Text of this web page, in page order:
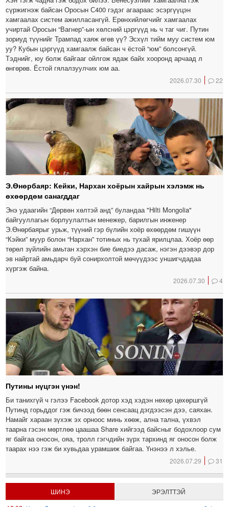
сүржигнэж байсан Оросын С400 гэдэг агаараас эсэргүүцэн
хамгаалах систем ажилласангүй. Ерөнхийлөгчийг хамгаалах
учиртай Оросын “Вагнер”-ын хөлсний цэргүүд нь ч таг чиг. Путин
зориуд түүнийг Трампад хаяж өгөв үү? Эсхүл тийм муу систем юм
уу? Кубын цэргүүд хамгаалж байсан ч ёстой “юм” болсонгүй.
Тэднийг, юу болж байгааг ойлгож ядаж байх хооронд арчаад л
өнгөрөв. Ёстой гялалзуулчих юм аа.
2026.07.30 22
Э.Өнөрбаяр: Кейки, Нархан хоёрын хайрын хэлэмж нь
өхөөрдөм санагддаг
Энэ удаагийн “Дөрвөн хөлтэй анд” буландаа "Hilti Mongolia"
байгууллагын борлуулалтын менежер, барилгын инженер
Э.Өнөрбаярыг урьж, түүний гэр бүлийн хоёр өхөөрдөм гишүүн
“Кэйки” муур болон “Нархан” тотиных нь тухай ярилцлаа. Хоёр өөр
төрөл зүйлийн амьтан хэрхэн бие биедээ дасаж, нэгэн дээвэр дор
эв найртай амьдарч буй сонирхолтой мөчүүдээс уншигчдадаа
хүргэж байна.
2026.07.30 4
Путины нүцгэн үнэн!
Би танихгүй ч гэлээ Facebook дотор хэд хэдэн нөхөр цөхөршгүй
Путинд горьддог гэж бичээд бөөн сенсаац дэгдээсэн дээ, саяхан.
Намайг хараан зүхэж эх орноос минь хөөж, ална тална, үхвэл
таарна гэсэн мөртлөө цаашаа Share хийгээд байсныг бодохлоор сум
яг байгаа оносон, ояа, тролл гэгчдийн зүрх тархинд яг оносон болж
таарах нээ гэж би хувьдаа урамшиж байгаа. Үнэнээ л хэлье.
2026.07.29 31
ШИНЭ
ЭРЭЛТТЭЙ